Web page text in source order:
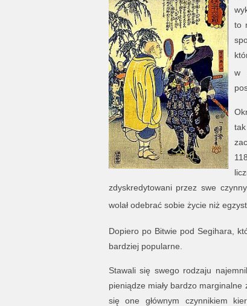
to
w
zdyskredytowani przez swe
wolał odebrać sobie życie niż
Dopiero po Bitwie pod Segihara,
bardziej popularne.
Stawali się swego rodzaju
pieniądze miały bardzo
się one głównym czynnikiem